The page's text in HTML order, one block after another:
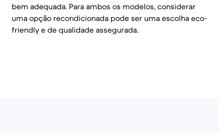
bem adequada. Para ambos os modelos, considerar
uma opção recondicionada pode ser uma escolha eco-
friendly e de qualidade assegurada.